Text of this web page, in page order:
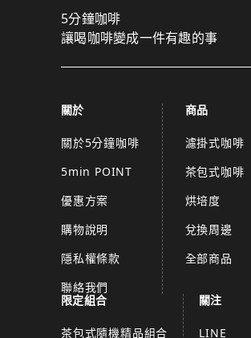
5分鐘咖啡
讓喝咖啡變成一件有趣的事
關於
關於5分鐘咖啡
5min POINT
優惠方案
購物說明
隱私權條款
聯絡我們
商品
濾掛式咖啡
茶包式咖啡
烘培度
兌換周邊
全部商品
限定組合
茶包式隨機精品組合
關注
LINE